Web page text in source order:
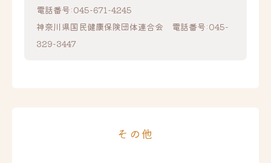
電話番号:045-671-4245
神奈川県国民健康保険団体連合会 電話番号:045-
329-3447
その他